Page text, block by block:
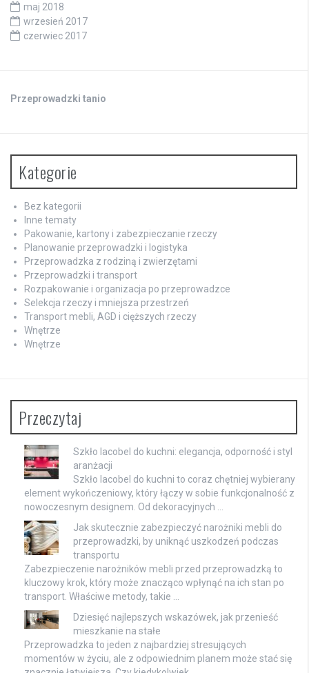
maj 2018
wrzesień 2017
czerwiec 2017
Przeprowadzki tanio
Kategorie
Bez kategorii
Inne tematy
Pakowanie, kartony i zabezpieczanie rzeczy
Planowanie przeprowadzki i logistyka
Przeprowadzka z rodziną i zwierzętami
Przeprowadzki i transport
Rozpakowanie i organizacja po przeprowadzce
Selekcja rzeczy i mniejsza przestrzeń
Transport mebli, AGD i cięższych rzeczy
Wnętrze
Wnętrze
Przeczytaj
Szkło lacobel do kuchni: elegancja, odporność i styl
aranżacji
Szkło lacobel do kuchni to coraz chętniej wybierany
element wykończeniowy, który łączy w sobie funkcjonalność z
nowoczesnym designem. Od dekoracyjnych …
Jak skutecznie zabezpieczyć narożniki mebli do
przeprowadzki, by uniknąć uszkodzeń podczas
transportu
Zabezpieczenie narożników mebli przed przeprowadzką to
kluczowy krok, który może znacząco wpłynąć na ich stan po
transport. Właściwe metody, takie …
Dziesięć najlepszych wskazówek, jak przenieść
mieszkanie na stałe
Przeprowadzka to jeden z najbardziej stresujących
momentów w życiu, ale z odpowiednim planem może stać się